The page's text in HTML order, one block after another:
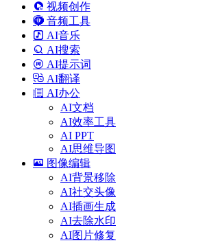
视频创作
音频工具
AI音乐
AI搜索
AI提示词
AI翻译
AI办公
AI文档
AI效率工具
AI PPT
AI思维导图
图像编辑
AI背景移除
AI社交头像
AI插画生成
AI去除水印
AI图片修复